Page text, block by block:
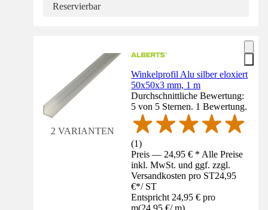
Reservierbar
2 VARIANTEN
Winkelprofil Alu silber eloxiert
50x50x3 mm, 1 m
Durchschnittliche Bewertung:
5 von 5 Sternen. 1 Bewertung.
(1)
Preis — 24,95 € * Alle Preise
inkl. MwSt. und ggf. zzgl.
Versandkosten pro ST24,95
€*/ ST
Entspricht 24,95 € pro